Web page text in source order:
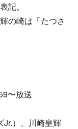
記。
の崎は「たつさ
〜放送
Jr.）、川崎皇輝